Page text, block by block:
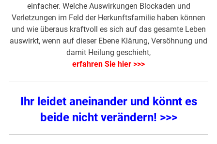
einfacher. Welche Auswirkungen Blockaden und
Verletzungen im Feld der Herkunftsfamilie haben können
und wie überaus kraftvoll es sich auf das gesamte Leben
auswirkt, wenn auf dieser Ebene Klärung, Versöhnung und
damit Heilung geschieht,
erfahren Sie hier >>>
Ihr leidet aneinander und könnt es
beide nicht verändern! >>>